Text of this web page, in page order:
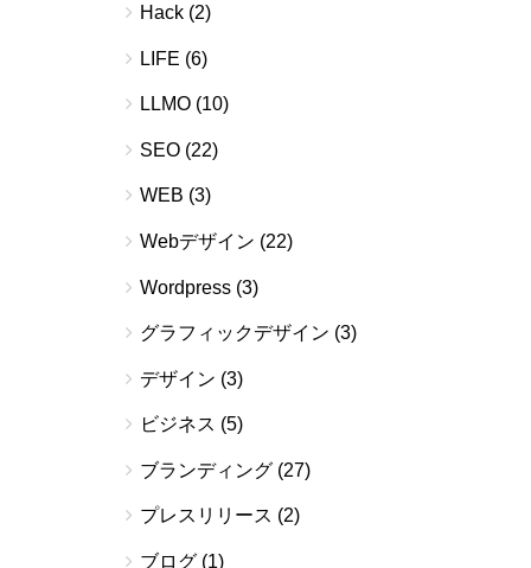
Hack(2)
LIFE (6)
LLMO(10)
SEO(22)
WEB (3)
Webデザイン (22)
Wordpress(3)
グラフィックデザイン (3)
デザイン (3)
ビジネス (5)
ブランディング(27)
プレスリリース (2)
ブログ(1)